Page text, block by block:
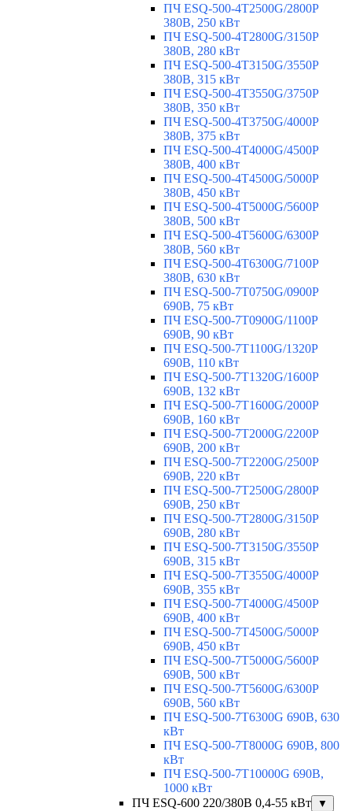
ПЧ ESQ-500-4T2500G/2800P
380В, 250 кВт
ПЧ ESQ-500-4T2800G/3150P
380В, 280 кВт
ПЧ ESQ-500-4T3150G/3550P
380В, 315 кВт
ПЧ ESQ-500-4T3550G/3750P
380В, 350 кВт
ПЧ ESQ-500-4T3750G/4000P
380В, 375 кВт
ПЧ ESQ-500-4T4000G/4500P
380В, 400 кВт
ПЧ ESQ-500-4T4500G/5000P
380В, 450 кВт
ПЧ ESQ-500-4T5000G/5600P
380В, 500 кВт
ПЧ ESQ-500-4T5600G/6300P
380В, 560 кВт
ПЧ ESQ-500-4T6300G/7100P
380В, 630 кВт
ПЧ ESQ-500-7T0750G/0900P
690В, 75 кВт
ПЧ ESQ-500-7T0900G/1100P
690В, 90 кВт
ПЧ ESQ-500-7T1100G/1320P
690В, 110 кВт
ПЧ ESQ-500-7T1320G/1600P
690В, 132 кВт
ПЧ ESQ-500-7T1600G/2000P
690В, 160 кВт
ПЧ ESQ-500-7T2000G/2200P
690В, 200 кВт
ПЧ ESQ-500-7T2200G/2500P
690В, 220 кВт
ПЧ ESQ-500-7T2500G/2800P
690В, 250 кВт
ПЧ ESQ-500-7T2800G/3150P
690В, 280 кВт
ПЧ ESQ-500-7T3150G/3550P
690В, 315 кВт
ПЧ ESQ-500-7T3550G/4000P
690В, 355 кВт
ПЧ ESQ-500-7T4000G/4500P
690В, 400 кВт
ПЧ ESQ-500-7T4500G/5000P
690В, 450 кВт
ПЧ ESQ-500-7T5000G/5600P
690В, 500 кВт
ПЧ ESQ-500-7T5600G/6300P
690В, 560 кВт
ПЧ ESQ-500-7T6300G 690В, 630
кВт
ПЧ ESQ-500-7T8000G 690В, 800
кВт
ПЧ ESQ-500-7T10000G 690В,
1000 кВт
ПЧ ESQ-600 220/380В 0,4-55 кВт
▼